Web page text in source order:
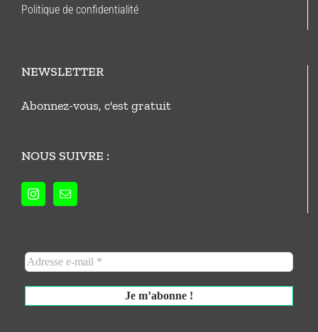
Politique de confidentialité
NEWSLETTER
Abonnez-vous, c'est gratuit
NOUS SUIVRE :